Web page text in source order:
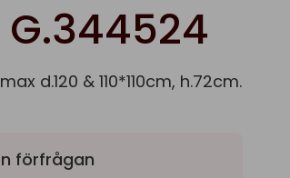
d.120 & 110*110cm, h.72cm.
förfrågan